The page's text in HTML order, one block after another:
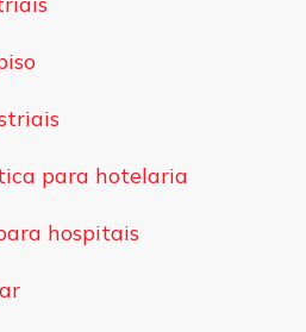
para hotelaria
hospitais